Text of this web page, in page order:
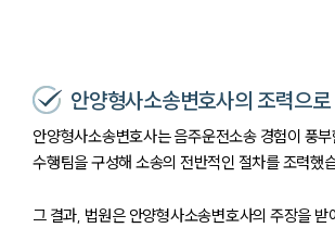
안양형사소송변호사의 조력으
안양형사소송변호사는 음주운전소송 경험이 풍
수행팀을 구성해 소송의 전반적인 절차를 조력했
그 결과, 법원은 안양형사소송변호사의 주장을 받